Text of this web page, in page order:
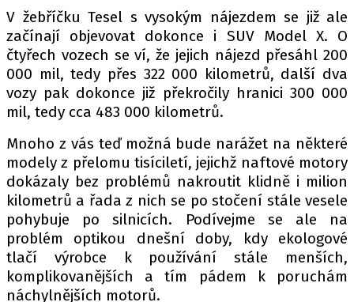
Provozovatelem serveru autoroad.cz je
INCORP MEDIA GROUP s.r.o., IČ: 118 23 054
V žebříčku Tesel s vysokým nájezdem se již ale
začínají objevovat dokonce i SUV Model X. O
čtyřech vozech se ví, že jejich nájezd přesáhl 200
000 mil, tedy přes 322 000 kilometrů, další dva
vozy pak dokonce již překročily hranici 300 000
mil, tedy cca 483 000 kilometrů.
Mnoho z vás teď možná bude narážet na některé
modely z přelomu tisíciletí, jejichž naftové motory
dokázaly bez problémů nakroutit klidně i milion
kilometrů a řada z nich se po stočení stále vesele
pohybuje po silnicích. Podívejme se ale na
problém optikou dnešní doby, kdy ekologové
tlačí výrobce k používání stále menších,
komplikovanějších a tím pádem k poruchám
náchylnějších motorů.